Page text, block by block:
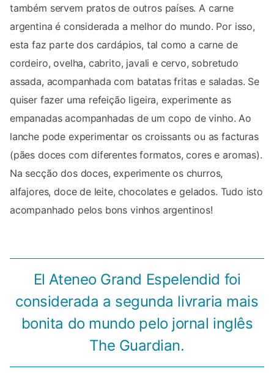
também servem pratos de outros países. A carne
argentina é considerada a melhor do mundo. Por isso,
esta faz parte dos cardápios, tal como a carne de
cordeiro, ovelha, cabrito, javali e cervo, sobretudo
assada, acompanhada com batatas fritas e saladas. Se
quiser fazer uma refeição ligeira, experimente as
empanadas acompanhadas de um copo de vinho. Ao
lanche pode experimentar os croissants ou as facturas
(pães doces com diferentes formatos, cores e aromas).
Na secção dos doces, experimente os churros,
alfajores, doce de leite, chocolates e gelados. Tudo isto
acompanhado pelos bons vinhos argentinos!
El Ateneo Grand Espelendid foi
considerada a segunda livraria mais
bonita do mundo pelo jornal inglês
The Guardian.